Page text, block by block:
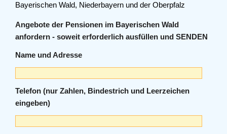
Bayerischen Wald, Niederbayern und der Oberpfalz
Angebote der Pensionen im Bayerischen Wald
anfordern - soweit erforderlich ausfüllen und SENDEN
Name und Adresse
Telefon (nur Zahlen, Bindestrich und Leerzeichen
eingeben)